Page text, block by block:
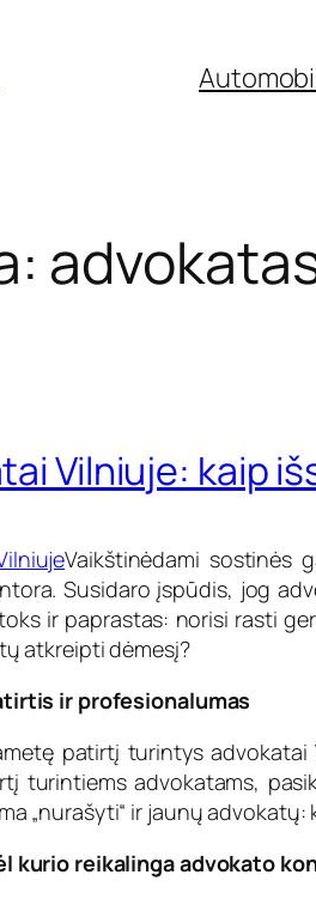
Vilniuje: kaip
Vaikštinėdami sostinės
Susidaro įspūdis, jog
ir paprastas: norisi rasti
atkreipti dėmesį?
ir profesionalumas
patirtį turintys
turintiems advokatams,
„nurašyti“ ir jaunų
kurio reikalinga advokato